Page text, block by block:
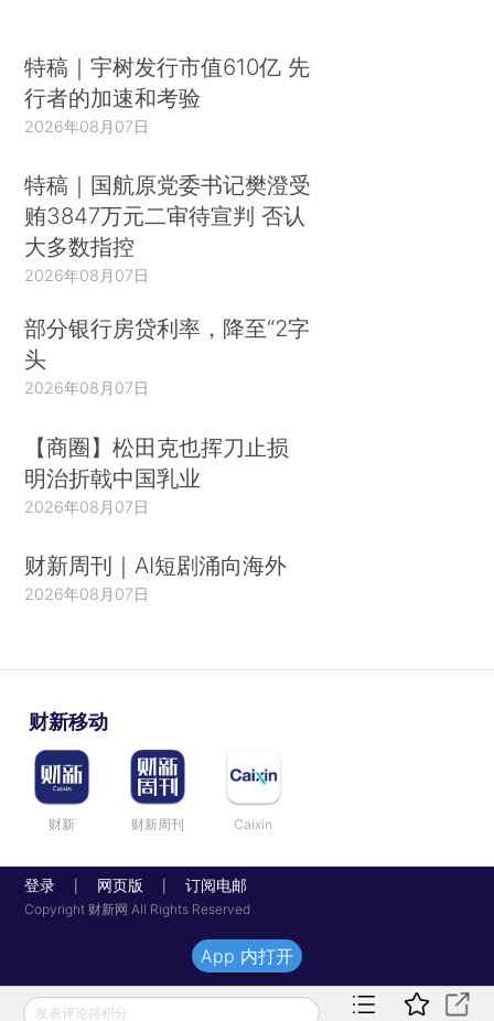
特稿｜宇树发行市值610亿 先
行者的加速和考验
2026年08月07日
特稿｜国航原党委书记樊澄受
贿3847万元二审待宣判 否认
大多数指控
2026年08月07日
部分银行房贷利率，降至“2字
头
2026年08月07日
【商圈】松田克也挥刀止损
明治折戟中国乳业
2026年08月07日
财新周刊｜AI短剧涌向海外
2026年08月07日
财新移动
财新 财新周刊 Caixin
登录 网页版 订阅电邮
Copyright 财新网 All Rights Reserved
发表评论得积分
App 内打开